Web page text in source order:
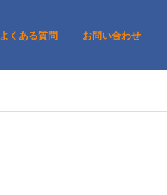
よくある質問 お問い合わせ